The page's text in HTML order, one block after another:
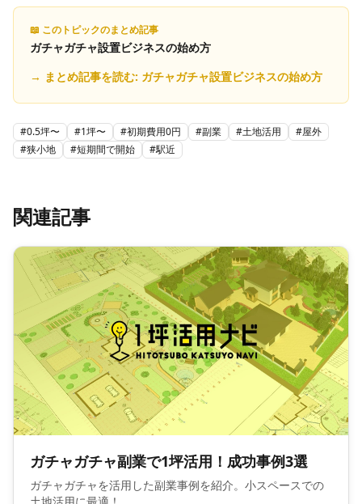
📖 このトピックのまとめ記事
ガチャガチャ設置ビジネスの始め方
→ まとめ記事を読む: ガチャガチャ設置ビジネスの始め方
#0.5坪〜 #1坪〜 #初期費用0円 #副業 #土地活用 #屋外
#狭小地 #短期間で開始 #駅近
関連記事
ガチャガチャ副業で1坪活用！成功事例3選
ガチャガチャを活用した副業事例を紹介。小スペースでの